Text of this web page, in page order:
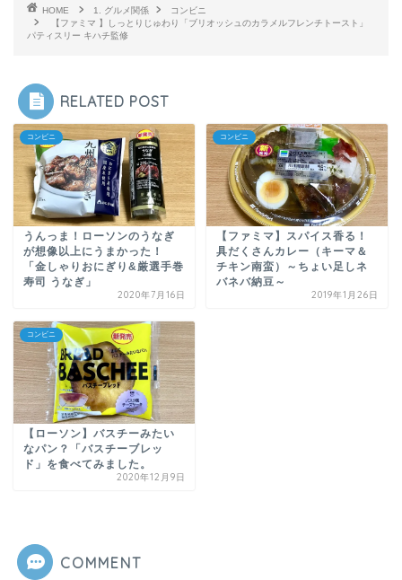
HOME 1. グルメ関係
コンビニ
【ファミマ 】しっとりじゅわり「ブリオッシュのカラメルフレンチトースト」
パティスリー キハチ監修
RELATED POST
コンビニ
うんっま！ローソンのうなぎ
が想像以上にうまかった！
「金しゃりおにぎり&厳選手巻
寿司 うなぎ」
2020年7月16日
コンビニ
【ファミマ】スパイス香る！
具だくさんカレー（キーマ＆
チキン南蛮）～ちょい足しネ
バネバ納豆～
2019年1月26日
コンビニ
【ローソン】バスチーみたい
なパン？「バスチーブレッ
ド」を食べてみました。
2020年12月9日
COMMENT